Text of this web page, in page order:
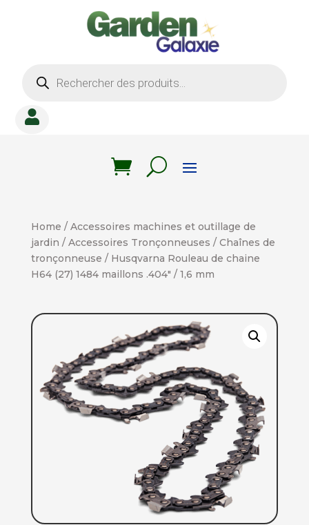
produits

Home / Accessoires machines et outillage de
jardin / Accessoires Tronçonneuses / Chaînes de
tronçonneuse / Husqvarna Rouleau de chaine
H64 (27) 1484 maillons .404″ / 1,6 mm